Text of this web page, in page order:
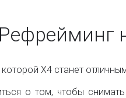
Рефрейминг
X4 станет
о том, чтобы